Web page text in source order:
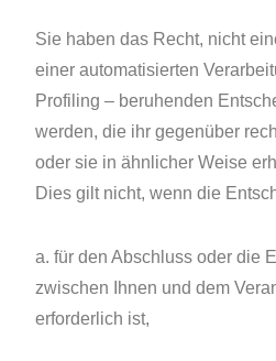
Sie haben das Recht, nicht
einer automatisierten
Profiling – beruhenden
werden, die ihr gegenüber
oder sie in ähnlicher Weise
Dies gilt nicht, wenn die
a. für den Abschluss oder die
zwischen Ihnen und dem
erforderlich ist,